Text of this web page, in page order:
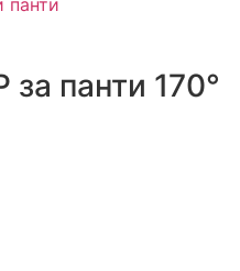
за панти 170°